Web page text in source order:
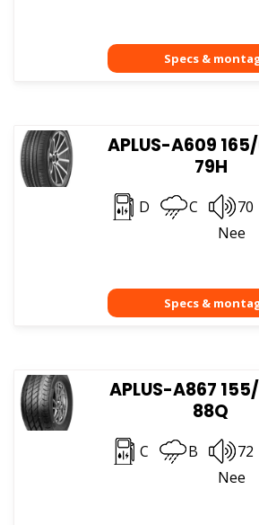
APLUS-A609
79H
D C 70
Nee
APLUS-A867
88Q
C B 72
Nee